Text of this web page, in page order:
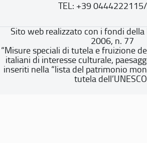
TEL: +39
Sito web realizzato con i fondi della
2006, n. 77
“Misure speciali di tutela e fruizione
italiani di interesse culturale,
inseriti nella “lista del patrimonio
tutela